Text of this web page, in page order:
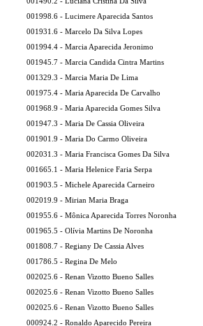
001998.6 - Lucimere Aparecida Santos
001931.6 - Marcelo Da Silva Lopes
001994.4 - Marcia Aparecida Jeronimo
001945.7 - Marcia Candida Cintra Martins
001329.3 - Marcia Maria De Lima
001975.4 - Maria Aparecida De Carvalho
001968.9 - Maria Aparecida Gomes Silva
001947.3 - Maria De Cassia Oliveira
001901.9 - Maria Do Carmo Oliveira
002031.3 - Maria Francisca Gomes Da Silva
001665.1 - Maria Helenice Faria Serpa
001903.5 - Michele Aparecida Carneiro
002019.9 - Mirian Maria Braga
001955.6 - Mônica Aparecida Torres Noronha
001965.5 - Olívia Martins De Noronha
001808.7 - Regiany De Cassia Alves
001786.5 - Regina De Melo
002025.6 - Renan Vizotto Bueno Salles
002025.6 - Renan Vizotto Bueno Salles
002025.6 - Renan Vizotto Bueno Salles
000924.2 - Ronaldo Aparecido Pereira